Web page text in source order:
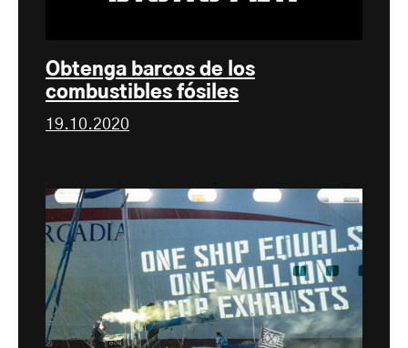
Obtenga barcos de los
combustibles fósiles
19.10.2020